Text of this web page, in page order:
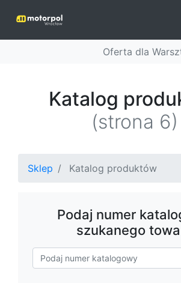
Oferta dla
Katalog
(strona 6)
Sklep Katalog produktów
Podaj numer
szukanego